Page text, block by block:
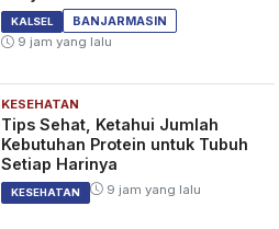
KALSEL
BANJARMASIN
9 jam yang lalu
KESEHATAN
Tips Sehat, Ketahui Jumlah
Kebutuhan Protein untuk Tubuh
Setiap Harinya
KESEHATAN 9 jam yang lalu